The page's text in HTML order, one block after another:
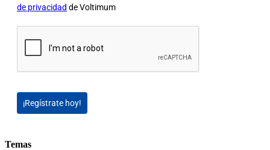
de privacidad de Voltimum
¡Regístrate hoy!
Temas